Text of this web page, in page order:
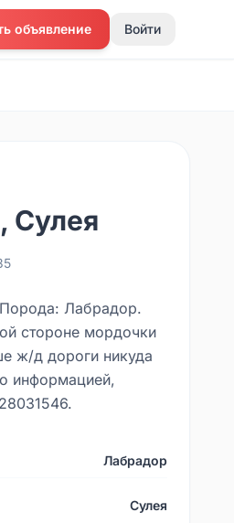
объявление Войти
Сулея
Лабрадор.
стороне мордочки
ж/д дороги никуда
информацией,
Лабрадор
Сулея